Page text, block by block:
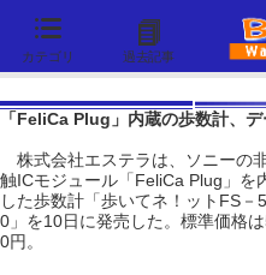
カテゴリ 過去記事
「FeliCa Plug」内蔵の歩数計、
株式会社エステラは、ソニーの
触ICモジュール「FeliCa Plug」を
した歩数計「歩いてネ！ットFS－
0」を10日に発売した。標準価格
0円。